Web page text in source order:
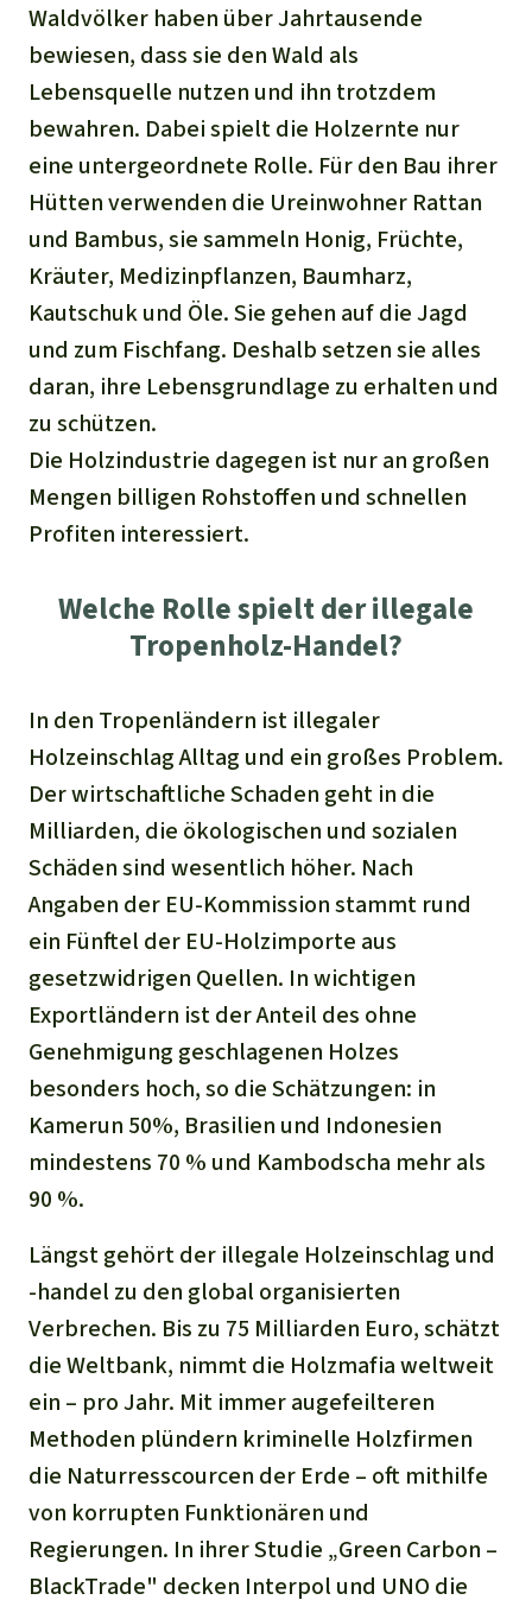
Waldvölker haben über Jahrtausende
bewiesen, dass sie den Wald als
Lebensquelle nutzen und ihn trotzdem
bewahren. Dabei spielt die Holzernte nur
eine untergeordnete Rolle. Für den Bau ihrer
Hütten verwenden die Ureinwohner Rattan
und Bambus, sie sammeln Honig, Früchte,
Kräuter, Medizinpflanzen, Baumharz,
Kautschuk und Öle. Sie gehen auf die Jagd
und zum Fischfang. Deshalb setzen sie alles
daran, ihre Lebensgrundlage zu erhalten und
zu schützen.
Die Holzindustrie dagegen ist nur an großen
Mengen billigen Rohstoffen und schnellen
Profiten interessiert.
Welche Rolle spielt der illegale
Tropenholz-Handel?
In den Tropenländern ist illegaler
Holzeinschlag Alltag und ein großes Problem.
Der wirtschaftliche Schaden geht in die
Milliarden, die ökologischen und sozialen
Schäden sind wesentlich höher. Nach
Angaben der EU-Kommission stammt rund
ein Fünftel der EU-Holzimporte aus
gesetzwidrigen Quellen. In wichtigen
Exportländern ist der Anteil des ohne
Genehmigung geschlagenen Holzes
besonders hoch, so die Schätzungen: in
Kamerun 50%, Brasilien und Indonesien
mindestens 70 % und Kambodscha mehr als
90 %.
Längst gehört der illegale Holzeinschlag und
-handel zu den global organisierten
Verbrechen. Bis zu 75 Milliarden Euro, schätzt
die Weltbank, nimmt die Holzmafia weltweit
ein – pro Jahr. Mit immer augefeilteren
Methoden plündern kriminelle Holzfirmen
die Naturresscourcen der Erde – oft mithilfe
von korrupten Funktionären und
Regierungen. In ihrer Studie „Green Carbon –
BlackTrade" decken Interpol und UNO die